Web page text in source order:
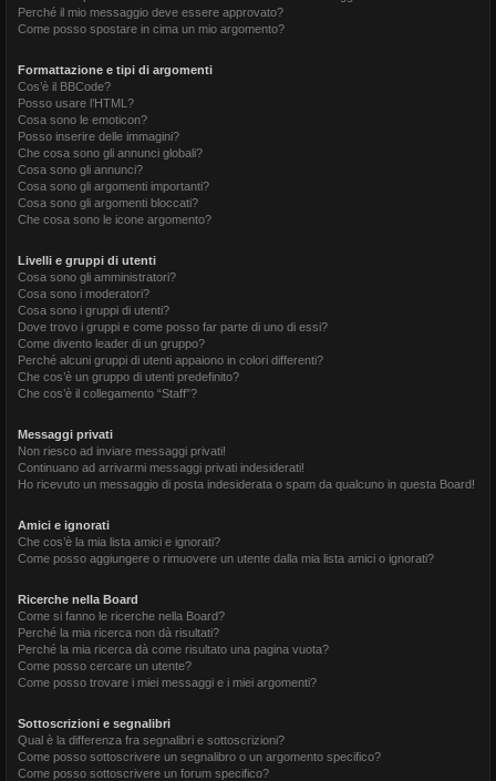
Perché il mio messaggio deve essere approvato?
Come posso spostare in cima un mio argomento?
Formattazione e tipi di argomenti
Cos’è il BBCode?
Posso usare l’HTML?
Cosa sono le emoticon?
Posso inserire delle immagini?
Che cosa sono gli annunci globali?
Cosa sono gli annunci?
Cosa sono gli argomenti importanti?
Cosa sono gli argomenti bloccati?
Che cosa sono le icone argomento?
Livelli e gruppi di utenti
Cosa sono gli amministratori?
Cosa sono i moderatori?
Cosa sono i gruppi di utenti?
Dove trovo i gruppi e come posso far parte di uno di essi?
Come divento leader di un gruppo?
Perché alcuni gruppi di utenti appaiono in colori differenti?
Che cos’è un gruppo di utenti predefinito?
Che cos’è il collegamento “Staff”?
Messaggi privati
Non riesco ad inviare messaggi privati!
Continuano ad arrivarmi messaggi privati indesiderati!
Ho ricevuto un messaggio di posta indesiderata o spam da qualcuno in questa Board!
Amici e ignorati
Che cos’è la mia lista amici e ignorati?
Come posso aggiungere o rimuovere un utente dalla mia lista amici o ignorati?
Ricerche nella Board
Come si fanno le ricerche nella Board?
Perché la mia ricerca non dà risultati?
Perché la mia ricerca dà come risultato una pagina vuota?
Come posso cercare un utente?
Come posso trovare i miei messaggi e i miei argomenti?
Sottoscrizioni e segnalibri
Qual è la differenza fra segnalibri e sottoscrizioni?
Come posso sottoscrivere un segnalibro o un argomento specifico?
Come posso sottoscrivere un forum specifico?